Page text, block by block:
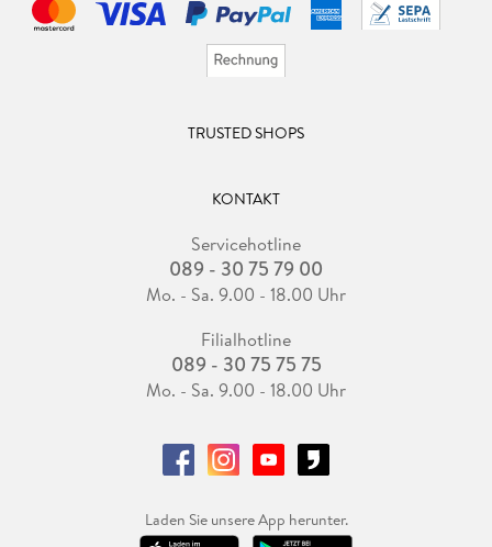
TRUSTED SHOPS
KONTAKT
Servicehotline
089 - 30 75 79 00
Mo. - Sa. 9.00 - 18.00 Uhr
Filialhotline
089 - 30 75 75 75
Mo. - Sa. 9.00 - 18.00 Uhr
Laden Sie unsere App herunter.